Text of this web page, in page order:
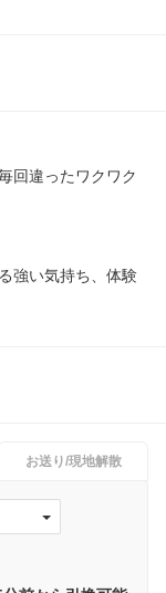
回違ったワクワク
強い気持ち、体験
お送り/現地解散